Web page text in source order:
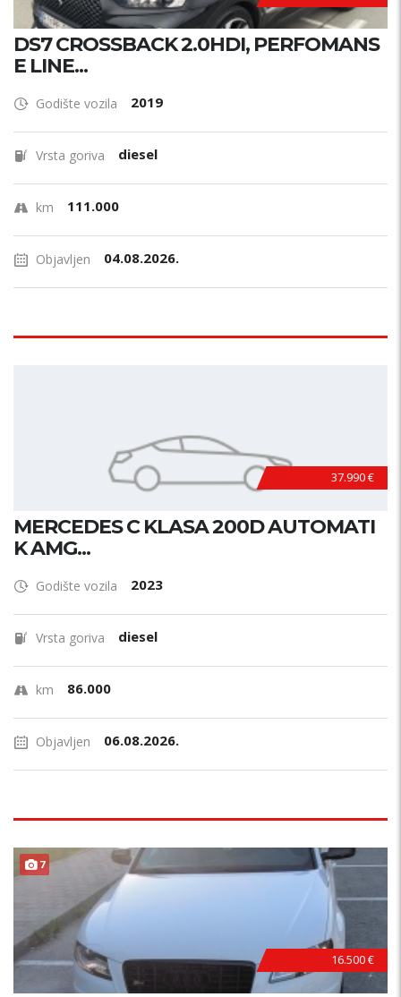
DS7 CROSSBACK 2.0HDI, PERFOMANS
E LINE...
Godište vozila 2019
Vrsta goriva diesel
km 111.000
Objavljen 04.08.2026.
37.990 €
MERCEDES C KLASA 200D AUTOMATI
K AMG...
Godište vozila 2023
Vrsta goriva diesel
km 86.000
Objavljen 06.08.2026.
7
16.500 €